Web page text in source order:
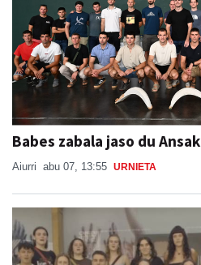
Babes zabala jaso du Ansak
Aiurri abu 07, 13:55 URNIETA